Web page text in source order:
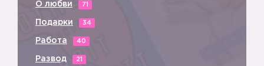
О любви 71
Подарки 34
Работа 40
Развод 21